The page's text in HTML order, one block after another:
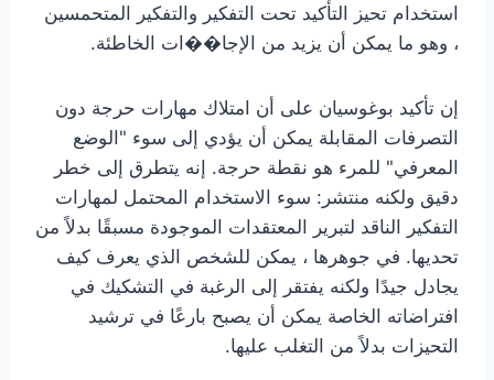
استخدام تحيز التأكيد تحت التفكير والتفكير المتحمسين
، وهو ما يمكن أن يزيد من الإجا��ات الخاطئة.
إن تأكيد بوغوسيان على أن امتلاك مهارات حرجة دون
التصرفات المقابلة يمكن أن يؤدي إلى سوء "الوضع
المعرفي" للمرء هو نقطة حرجة. إنه يتطرق إلى خطر
دقيق ولكنه منتشر: سوء الاستخدام المحتمل لمهارات
التفكير الناقد لتبرير المعتقدات الموجودة مسبقًا بدلاً من
تحديها. في جوهرها ، يمكن للشخص الذي يعرف كيف
يجادل جيدًا ولكنه يفتقر إلى الرغبة في التشكيك في
افتراضاته الخاصة يمكن أن يصبح بارعًا في ترشيد
التحيزات بدلاً من التغلب عليها.